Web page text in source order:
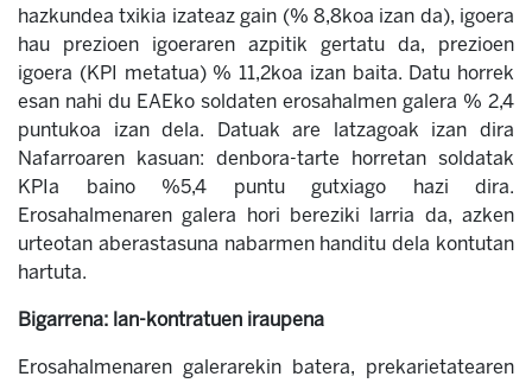
hazkundea txikia izateaz gain (% 8,8koa izan da), igoera
hau prezioen igoeraren azpitik gertatu da, prezioen
igoera (KPI metatua) % 11,2koa izan baita. Datu horrek
esan nahi du EAEko soldaten erosahalmen galera % 2,4
puntukoa izan dela. Datuak are latzagoak izan dira
Nafarroaren kasuan: denbora-tarte horretan soldatak
KPIa baino %5,4 puntu gutxiago hazi dira.
Erosahalmenaren galera hori bereziki larria da, azken
urteotan aberastasuna nabarmen handitu dela kontutan
hartuta.
Bigarrena: lan-kontratuen iraupena
Erosahalmenaren galerarekin batera, prekarietatearen